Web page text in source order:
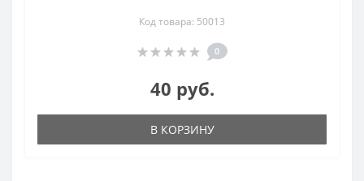
Код товара: 50013
0
40 руб.
В КОРЗИНУ